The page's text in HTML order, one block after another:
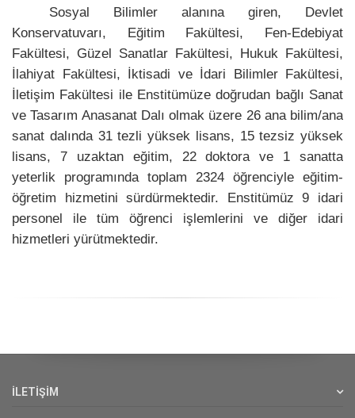
Sosyal Bilimler alanına giren, Devlet
Konservatuvarı, Eğitim Fakültesi, Fen-Edebiyat
Fakültesi, Güzel Sanatlar Fakültesi, Hukuk Fakültesi,
İlahiyat Fakültesi, İktisadi ve İdari Bilimler Fakültesi,
İletişim Fakültesi ile Enstitümüze doğrudan bağlı Sanat
ve Tasarım Anasanat Dalı olmak üzere 26 ana bilim/ana
sanat dalında 31 tezli yüksek lisans, 15 tezsiz yüksek
lisans, 7 uzaktan eğitim, 22 doktora ve 1 sanatta
yeterlik programında toplam 2324 öğrenciyle eğitim-
öğretim hizmetini sürdürmektedir. Enstitümüz 9 idari
personel ile tüm öğrenci işlemlerini ve diğer idari
hizmetleri yürütmektedir.
İLETİŞİM